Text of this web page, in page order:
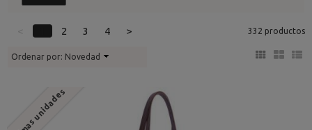
2 3 4 > 332 productos
Ordenar por: Novedad
Últimas unidades